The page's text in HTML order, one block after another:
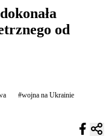
od
#wojna na Ukrainie